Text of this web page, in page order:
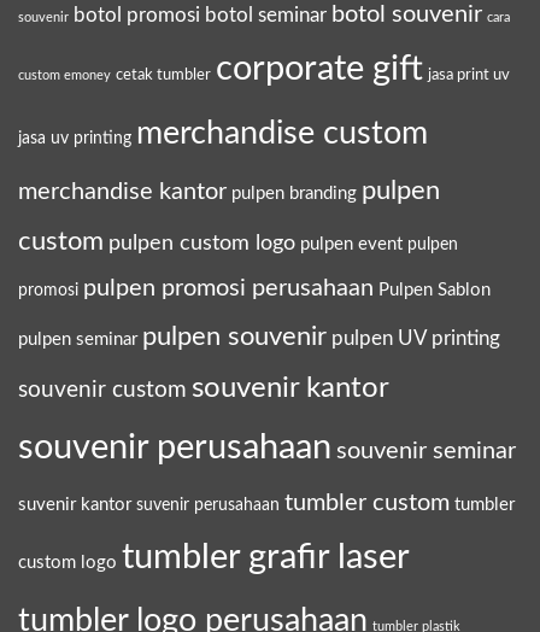
souvenir botol promosi botol seminar botol souvenir cara
custom emoney cetak tumbler corporate gift jasa print uv
jasa uv printing merchandise custom
merchandise kantor pulpen branding pulpen
custom pulpen custom logo pulpen event pulpen
promosi pulpen promosi perusahaan Pulpen Sablon
pulpen seminar pulpen souvenir pulpen UV printing
souvenir custom souvenir kantor
souvenir perusahaan souvenir seminar
suvenir kantor suvenir perusahaan tumbler custom tumbler
custom logo tumbler grafir laser
tumbler logo perusahaan tumbler plastik